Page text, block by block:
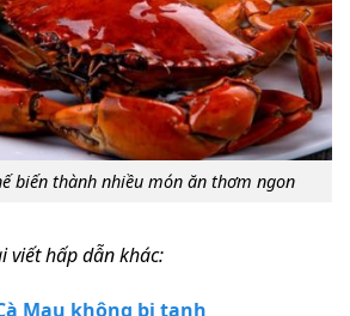
biến thành nhiều món ăn thơm ngon
viết hấp dẫn khác:
Mau không bị tanh